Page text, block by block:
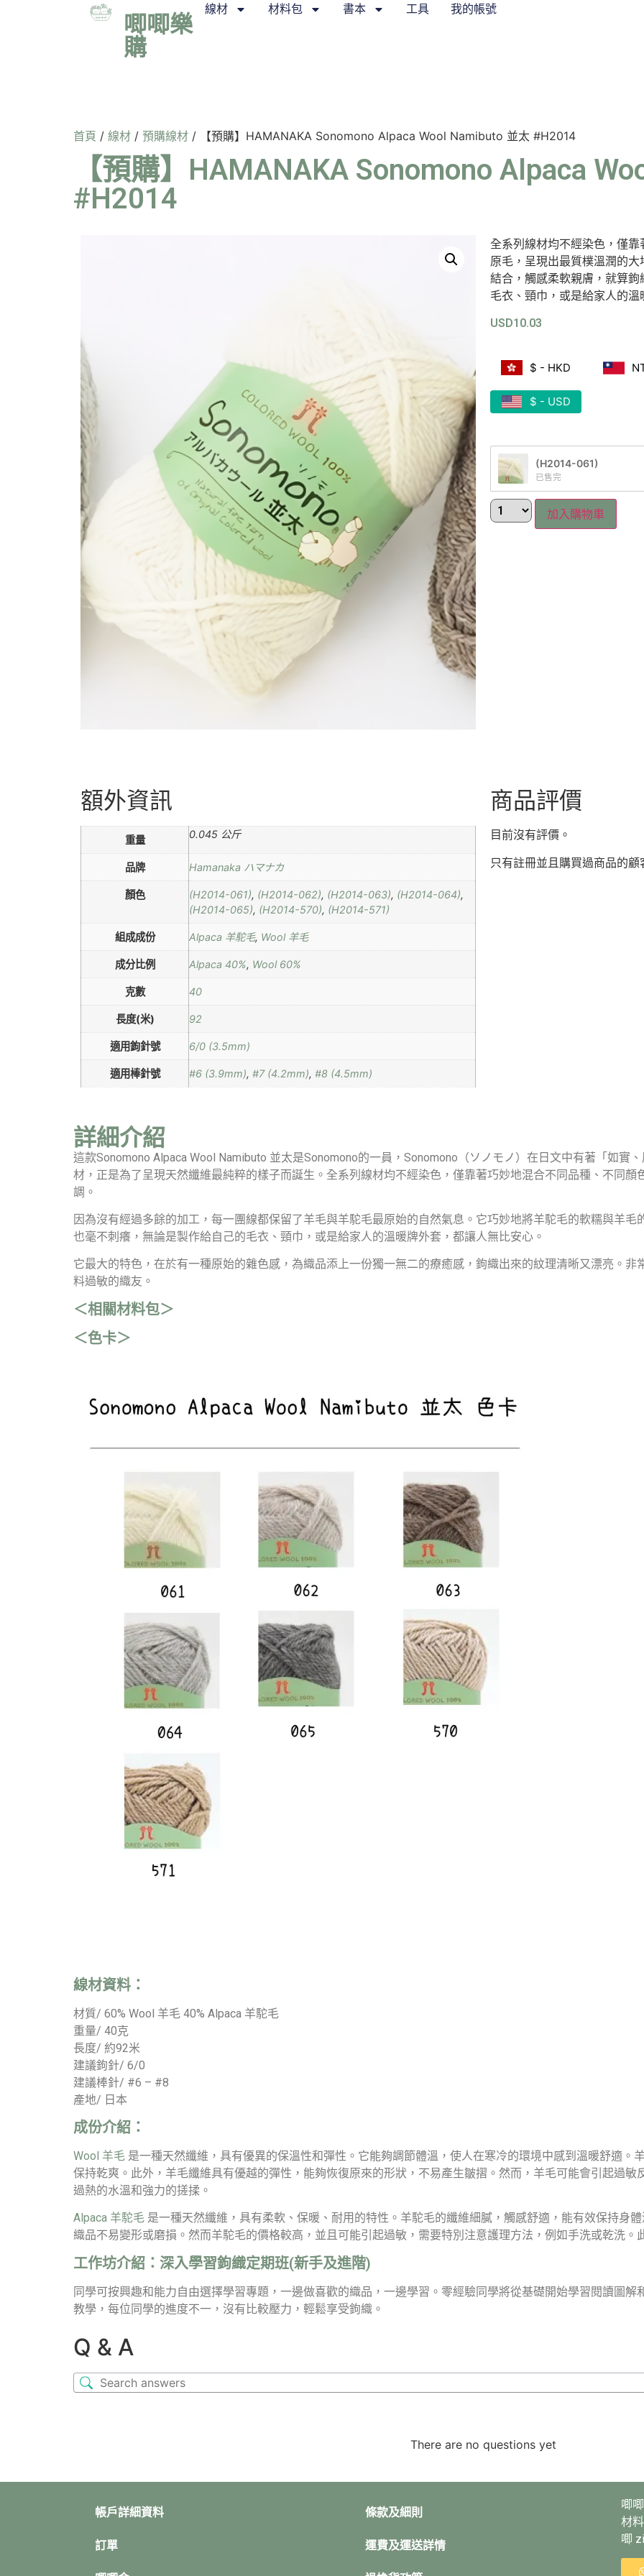
唧唧樂
購
線材 材料包 書本 工具 我的帳號
首頁 / 線材 / 預購線材 / 【預購】HAMANAKA Sonomono Alpaca Wool Namibuto 並太 #H2014
【預購】HAMANAKA Sonomono Alpaca
#H2014
全系列線材均不經染色，僅
原毛，呈現出最質樸溫潤的
結合，觸感柔軟親膚，就算
毛衣、頸巾，或是給家人的
USD10.03
$ - HKD
$ - USD
(H2014-061)
已售完
加入購物車
額外資訊
重量 0.045 公斤
品牌 Hamanaka ハマナカ
顏色 (H2014-061), (H2014-062), (H2014-063), (H2014-064),
(H2014-065), (H2014-570), (H2014-571)
組成成份 Alpaca 羊駝毛, Wool 羊毛
成分比例 Alpaca 40%, Wool 60%
克數 40
長度(米) 92
適用鉤針號 6/0 (3.5mm)
適用棒針號 #6 (3.9mm), #7 (4.2mm), #8 (4.5mm)
商品評價
目前沒有評價。
只有註冊並且購買過商品的顧
詳細介紹
這款Sonomono Alpaca Wool Namibuto 並太是Sonomono的一員，Sonomono（ソノモノ）在日文中有著「如實
材，正是為了呈現天然纖維最純粹的樣子而誕生。全系列線材均不經染色，僅靠著巧妙地混合不同品種、不同
調。
因為沒有經過多餘的加工，每一團線都保留了羊毛與羊駝毛最原始的自然氣息。它巧妙地將羊駝毛的軟糯與羊
也毫不刺癢，無論是製作給自己的毛衣、頸巾，或是給家人的溫暖牌外套，都讓人無比安心。
它最大的特色，在於有一種原始的雜色感，為織品添上一份獨一無二的療癒感，鉤織出來的紋理清晰又漂亮。
料過敏的織友。
＜相關材料包＞
＜色卡＞
線材資料：
材質/ 60% Wool 羊毛 40% Alpaca 羊駝毛
重量/ 40克
長度/ 約92米
建議鉤針/ 6/0
建議棒針/ #6 – #8
產地/ 日本
成份介紹：
Wool 羊毛 是一種天然纖維，具有優異的保溫性和彈性。它能夠調節體溫，使人在寒冷的環境中感到溫暖舒適。
保持乾爽。此外，羊毛纖維具有優越的彈性，能夠恢復原來的形狀，不易產生皺摺。然而，羊毛可能會引起過敏
過熱的水溫和強力的搓揉。
Alpaca 羊駝毛 是一種天然纖維，具有柔軟、保暖、耐用的特性。羊駝毛的纖維細膩，觸感舒適，能有效保持身
織品不易變形或磨損。然而羊駝毛的價格較高，並且可能引起過敏，需要特別注意護理方法，例如手洗或乾洗。
工作坊介紹： 深入學習鉤織定期班(新手及進階)
同學可按興趣和能力自由選擇學習專題，一邊做喜歡的織品，一邊學習。零經驗同學將從基礎開始學習閱讀圖
教學，每位同學的進度不一，沒有比較壓力，輕鬆享受鉤織。
Q & A
There are no questions yet
帳戶詳細資料
訂單
條款及細則
運費及運送詳情
唧
材
唧